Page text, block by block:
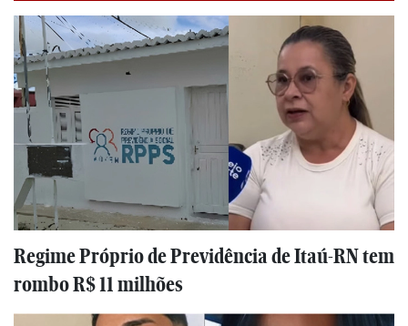
Regime Próprio de Previdência de Itaú-RN tem
rombo R$ 11 milhões